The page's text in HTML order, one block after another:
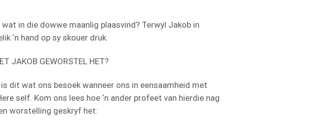
wat in die dowwe maanlig plaasvind? Terwyl Jakob in
‘n hand op sy skouer druk.
JAKOB GEWORSTEL HET?
dit wat ons besoek wanneer ons in eensaamheid met
self. Kom ons lees hoe ‘n ander profeet van hierdie nag
worstelling geskryf het: